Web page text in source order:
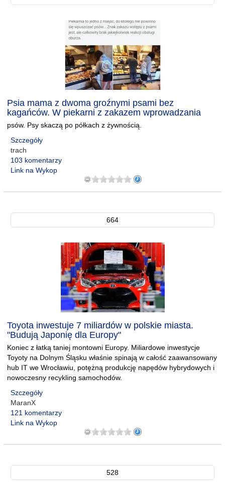
Psia mama z dwoma groźnymi psami bez
kagańców. W piekarni z zakazem wprowadzania
psów. Psy skaczą po półkach z żywnością.
Szczegóły
trach
103 komentarzy
Link na Wykop
664
Toyota inwestuje 7 miliardów w polskie miasta.
"Budują Japonię dla Europy"
Koniec z łatką taniej montowni Europy. Miliardowe inwestycje
Toyoty na Dolnym Śląsku właśnie spinają w całość zaawansowany
hub IT we Wrocławiu, potężną produkcję napędów hybrydowych i
nowoczesny recykling samochodów.
Szczegóły
MaranX
121 komentarzy
Link na Wykop
528